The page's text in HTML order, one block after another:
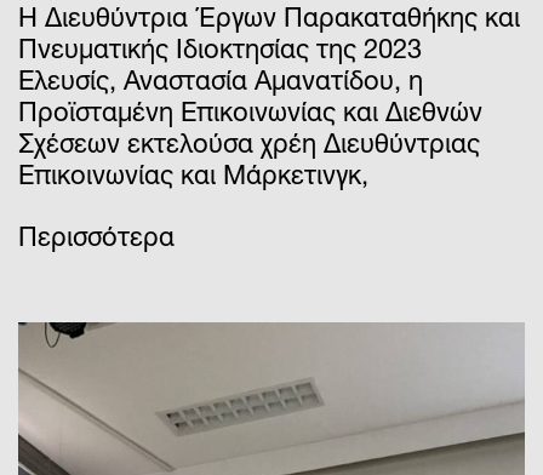
Η Διευθύντρια Έργων Παρακαταθήκης και
Πνευματικής Ιδιοκτησίας της 2023
Ελευσίς, Αναστασία Αμανατίδου, η
Προϊσταμένη Επικοινωνίας και Διεθνών
Σχέσεων εκτελούσα χρέη Διευθύντριας
Επικοινωνίας και Μάρκετινγκ,
Περισσότερα